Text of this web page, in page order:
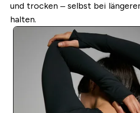
und trocken – selbst bei
halten.